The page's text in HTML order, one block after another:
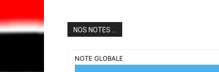
NOS NOTES ...
NOTE GLOBALE